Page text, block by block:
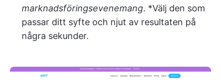
marknadsföringsevenemang. *Välj den som
passar ditt syfte och njut av resultaten på
några sekunder.